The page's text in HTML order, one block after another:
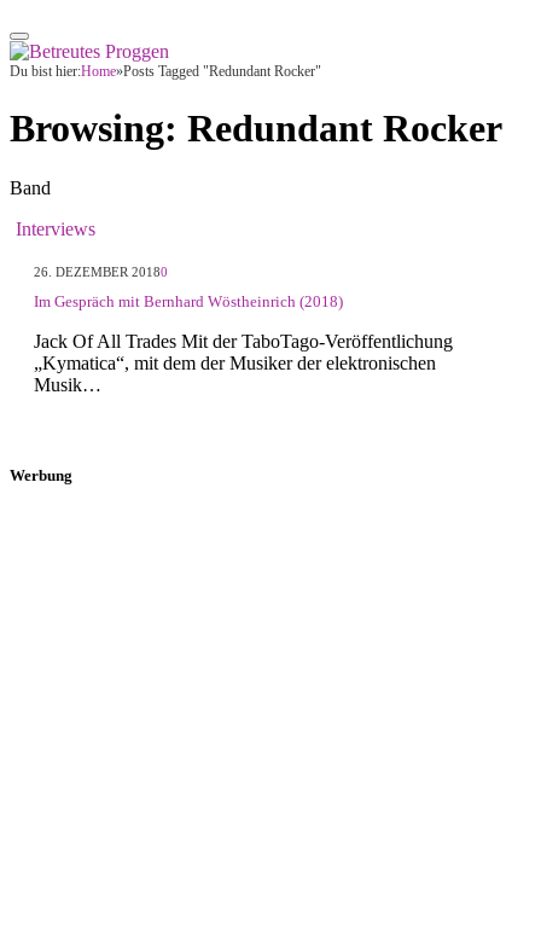
Du bist hier:Home»Posts Tagged "Redundant Rocker"
Browsing: Redundant Rocker
Band
Interviews
26. DEZEMBER 20180
Im Gespräch mit Bernhard Wöstheinrich (2018)
Jack Of All Trades Mit der TaboTago-Veröffentlichung
„Kymatica“, mit dem der Musiker der elektronischen
Musik…
Werbung